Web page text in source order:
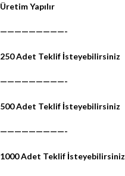
Üretim Yapılır
—————————-
250 Adet Teklif İsteyebilirsiniz
—————————-
500 Adet Teklif İsteyebilirsiniz
—————————-
1000 Adet Teklif İsteyebilirsiniz